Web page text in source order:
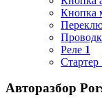
Кнопка
Реле 1
Стартер
Авторазбор